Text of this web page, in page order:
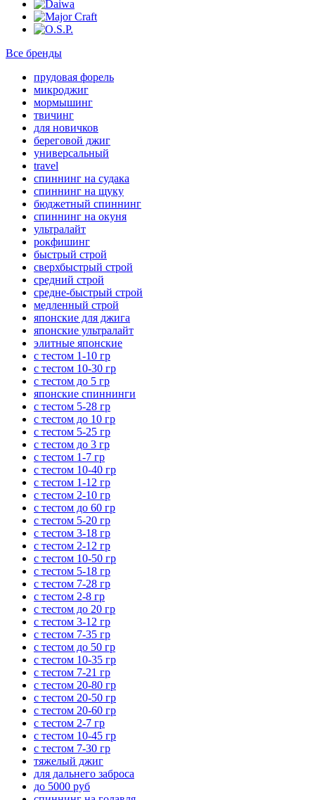
Все бренды
прудовая форель
микроджиг
мормышинг
твичинг
для новичков
береговой джиг
универсальный
travel
спиннинг на судака
спиннинг на щуку
бюджетный спиннинг
спиннинг на окуня
ультралайт
рокфишинг
быстрый строй
сверхбыстрый строй
средний строй
средне-быстрый строй
медленный строй
японские для джига
японские ультралайт
элитные японские
с тестом 1-10 гр
с тестом 10-30 гр
с тестом до 5 гр
японские спиннинги
с тестом 5-28 гр
с тестом до 10 гр
с тестом 5-25 гр
с тестом до 3 гр
с тестом 1-7 гр
с тестом 10-40 гр
с тестом 1-12 гр
с тестом 2-10 гр
с тестом до 60 гр
с тестом 5-20 гр
с тестом 3-18 гр
с тестом 2-12 гр
с тестом 10-50 гр
с тестом 5-18 гр
с тестом 7-28 гр
с тестом 2-8 гр
с тестом до 20 гр
с тестом 3-12 гр
с тестом 7-35 гр
с тестом до 50 гр
с тестом 10-35 гр
с тестом 7-21 гр
с тестом 20-80 гр
с тестом 20-50 гр
с тестом 20-60 гр
с тестом 2-7 гр
с тестом 10-45 гр
с тестом 7-30 гр
тяжелый джиг
для дальнего заброса
до 5000 руб